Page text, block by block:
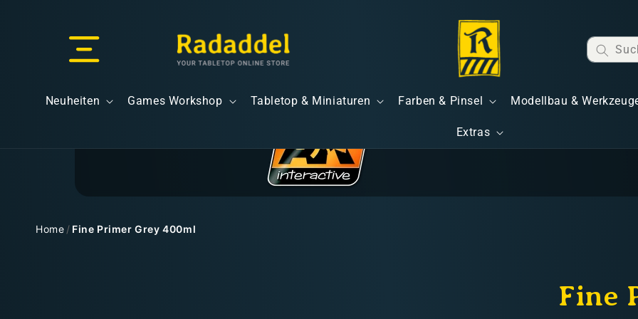
Neuheiten Games Workshop Tabletop & Miniaturen Farben & Pinsel Modellbau &
Extras
Home / Fine Primer Grey 400ml
Fine